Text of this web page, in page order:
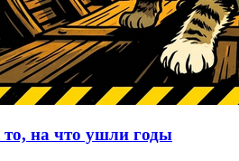
на что ушли годы